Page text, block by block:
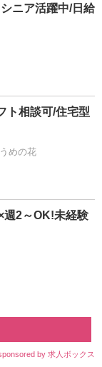
ニア活躍中/日給
ト相談可/住宅型
めの花
週2～OK!未経験
by 求人ボックス